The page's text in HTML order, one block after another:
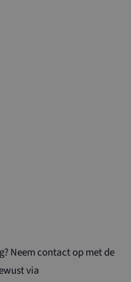
Neem contact op met de
via